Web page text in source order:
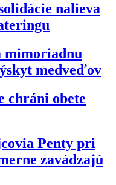
nalieva
mimoriadnu
medveďov
chráni obete
Penty pri
zavádzajú